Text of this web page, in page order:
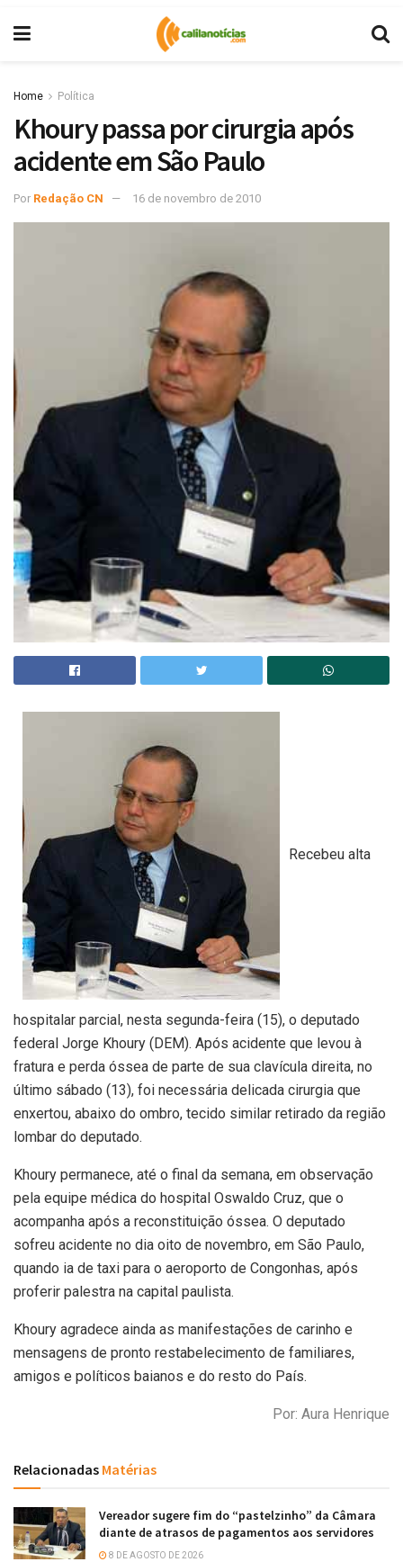
Home Política
Khoury passa por cirurgia após
acidente em São Paulo
Por Redação CN 16 de novembro de 2010
Recebeu alta
hospitalar parcial, nesta segunda-feira (15), o deputado
federal Jorge Khoury (DEM). Após acidente que levou à
fratura e perda óssea de parte de sua clavícula direita, no
último sábado (13), foi necessária delicada cirurgia que
enxertou, abaixo do ombro, tecido similar retirado da região
lombar do deputado.
Khoury permanece, até o final da semana, em observação
pela equipe médica do hospital Oswaldo Cruz, que o
acompanha após a reconstituição óssea. O deputado
sofreu acidente no dia oito de novembro, em São Paulo,
quando ia de taxi para o aeroporto de Congonhas, após
proferir palestra na capital paulista.
Khoury agradece ainda as manifestações de carinho e
mensagens de pronto restabelecimento de familiares,
amigos e políticos baianos e do resto do País.
Por: Aura Henrique
Relacionadas Matérias
Vereador sugere fim do “pastelzinho” da Câmara
diante de atrasos de pagamentos aos servidores
8 DE AGOSTO DE 2026